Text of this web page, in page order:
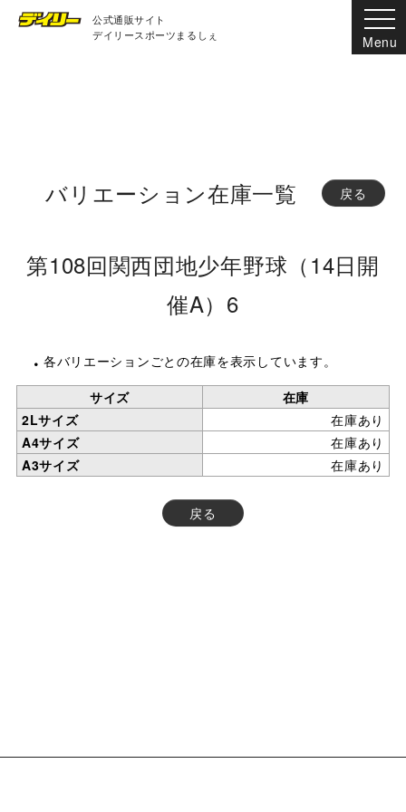
公式通販サイト
デイリースポーツまるしぇ
バリエーション在庫一覧 戻る
第108回関西団地少年野球（14日開
催A）6
各バリエーションごとの在庫を表示しています。
サイズ
在庫
2Lサイズ
在庫あり
A4サイズ
在庫あり
A3サイズ
在庫あり
戻る